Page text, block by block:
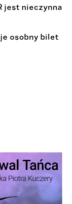
jest nieczynna
osobny bilet